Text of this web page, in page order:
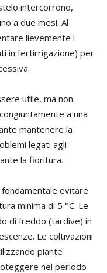
intercorrono,
a due mesi. Al
lievemente i
in fertirrigazione) per
utile, ma non
a una
mantenere la
legati agli
la fioritura.
evitare
minima di 5 °C. Le
di freddo (tardive) in
Le coltivazioni
piante
nel periodo